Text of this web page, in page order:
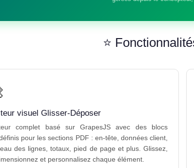
⭐
visuel Glisser-Déposer
complet basé sur GrapesJS avec des blocs
pour les sections PDF : en-tête, données client,
des lignes, totaux, pied de page et plus. Glissez,
et personnalisez chaque élément.